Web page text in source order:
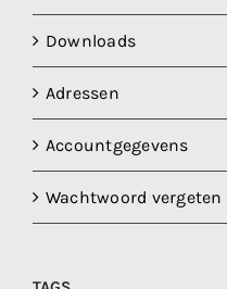
Downloads
Adressen
Accountgegevens
Wachtwoord vergeten